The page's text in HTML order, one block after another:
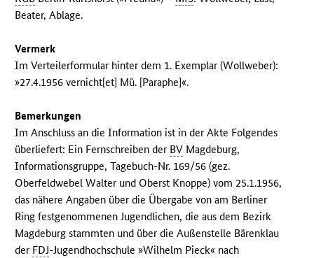
Beater, Ablage.
Vermerk
Im Verteilerformular hinter dem 1. Exemplar (Wollweber):
»27.4.1956 vernicht[et] Mü. [Paraphe]«.
Bemerkungen
Im Anschluss an die Information ist in der Akte Folgendes
überliefert: Ein Fernschreiben der BV Magdeburg,
Informationsgruppe, Tagebuch-Nr. 169/56 (gez.
Oberfeldwebel Walter und Oberst Knoppe) vom 25.1.1956,
das nähere Angaben über die Übergabe von am Berliner
Ring festgenommenen Jugendlichen, die aus dem Bezirk
Magdeburg stammten und über die Außenstelle Bärenklau
der FDJ-Jugendhochschule »Wilhelm Pieck« nach